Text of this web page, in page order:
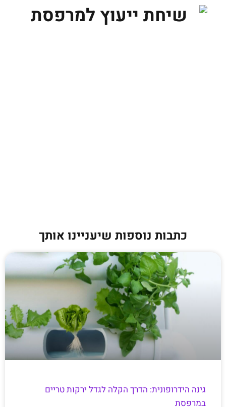
כתבות נוספות שיעניינו אותך
גינה הידרופונית: הדרך הקלה לגדל ירקות טריים
במרפסת